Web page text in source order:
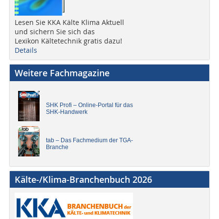
Lesen Sie KKA Kälte Klima Aktuell
und sichern Sie sich das
Lexikon Kältetechnik gratis dazu!
Details
Weitere Fachmagazine
SHK Profi – Online-Portal für das
SHK-Handwerk
tab – Das Fachmedium der TGA-
Branche
Kälte-/Klima-Branchenbuch 2026